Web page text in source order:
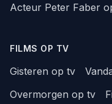
Acteur Peter Faber
FILMS OP TV
Gisteren op tv
Overmorgen op tv